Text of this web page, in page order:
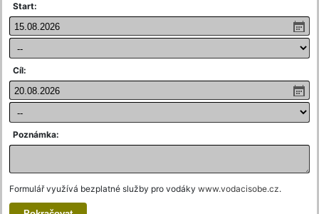
Start:
Cíl:
Poznámka:
Formulář využívá bezplatné služby pro vodáky www.vodacisobe.cz.